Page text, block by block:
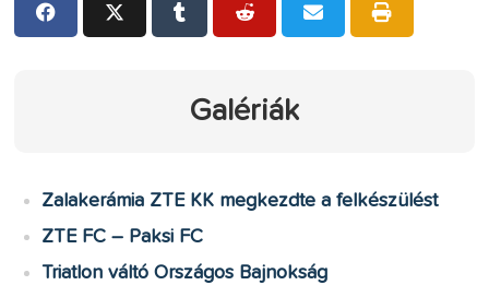
Galériák
Zalakerámia ZTE KK megkezdte a felkészülést
ZTE FC – Paksi FC
Triatlon váltó Országos Bajnokság